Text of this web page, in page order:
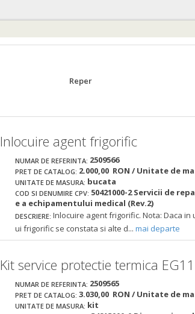
Reper
Inlocuire agent frigorific
NUMAR DE REFERINTA: 2509566
PRET DE CATALOG: 2.000,00 RON / Unitate de
UNITATE DE MASURA: bucata
COD SI DENUMIRE CPV: 50421000-2 Servicii de
e a echipamentului medical (Rev.2)
DESCRIERE: Inlocuire agent frigorific. Nota: Daca in
ui frigorific se constata si alte d... mai departe
Kit service protectie termica
NUMAR DE REFERINTA: 2509565
PRET DE CATALOG: 3.030,00 RON / Unitate de
UNITATE DE MASURA: kit